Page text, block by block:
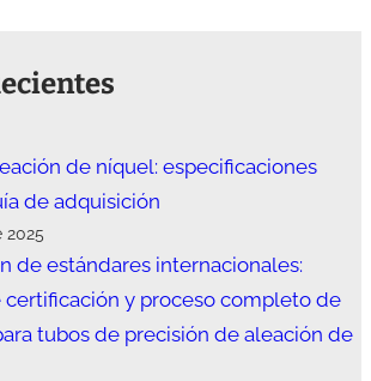
de níquel: especificaciones
de adquisición
2025
de estándares internacionales:
certificación y proceso completo de
tubos de precisión de aleación de